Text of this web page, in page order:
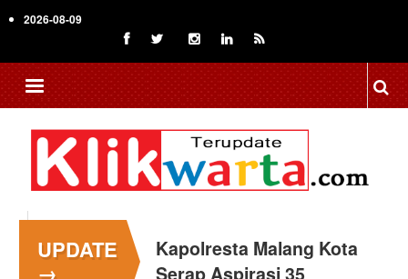
to
content
2026-08-09
UPDATE
→
Kapolresta Malang Kota
Serap Aspirasi 35